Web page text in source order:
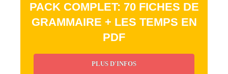
PACK COMPLET: 70 FICHES DE
GRAMMAIRE + LES TEMPS EN
PDF
PLUS D'INFOS